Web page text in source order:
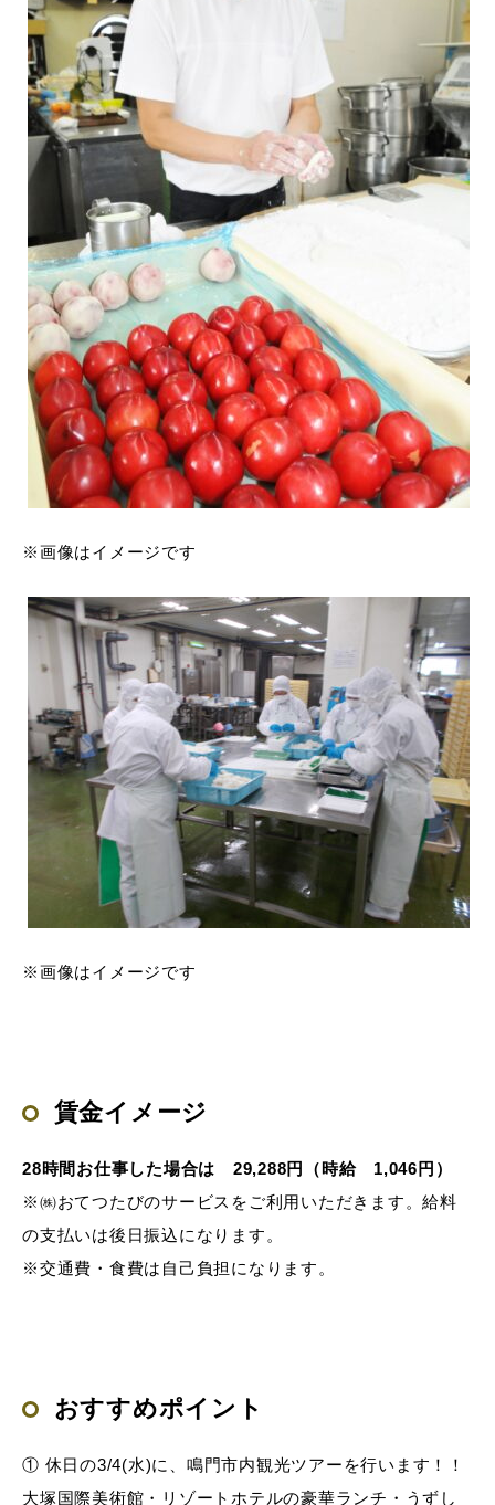
※画像はイメージです
※画像はイメージです
賃金イメージ
28時間お仕事した場合は 29,288円（時給 1,046円）
※㈱おてつたびのサービスをご利用いただきます。給料
の支払いは後日振込になります。
※交通費・食費は自己負担になります。
おすすめポイント
① 休日の3/4(水)に、鳴門市内観光ツアーを行います！！
大塚国際美術館・リゾートホテルの豪華ランチ・うずし